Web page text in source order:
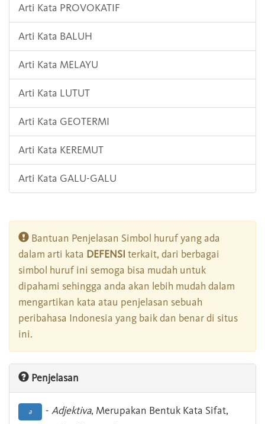
Arti Kata PROVOKATIF
Arti Kata BALUH
Arti Kata MELAYU
Arti Kata LUTUT
Arti Kata GEOTERMI
Arti Kata KEREMUT
Arti Kata GALU-GALU
Bantuan Penjelasan Simbol huruf yang ada
dalam arti kata DEFENSI terkait, dari berbagai
simbol huruf ini semoga bisa mudah untuk
dipahami sehingga anda akan lebih mudah dalam
mengartikan kata atau penjelasan sebuah
peribahasa Indonesia yang baik dan benar di situs
ini.
Penjelasan
a - Adjektiva, Merupakan Bentuk Kata Sifat,